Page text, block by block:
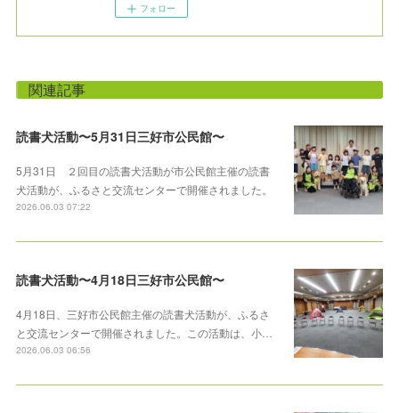
フォロー
関連記事
読書犬活動〜5月31日三好市公民館〜
5月31日 ２回目の読書犬活動が市公民館主催の読書
犬活動が、ふるさと交流センターで開催されました。
2026.06.03 07:22
読書犬活動〜4月18日三好市公民館〜
4月18日、三好市公民館主催の読書犬活動が、ふるさ
と交流センターで開催されました。この活動は、小…
2026.06.03 06:56